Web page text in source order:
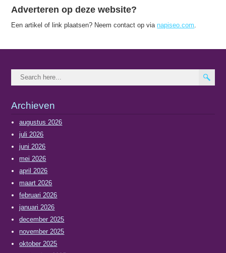
Adverteren op deze website?
Een artikel of link plaatsen? Neem contact op vianapiseo.com
Archieven
augustus 2026
juli 2026
juni 2026
mei 2026
april 2026
maart 2026
februari 2026
januari 2026
december 2025
november 2025
oktober 2025